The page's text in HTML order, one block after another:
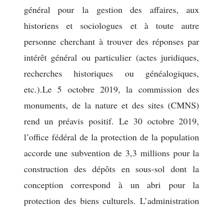
général pour la gestion des affaires, aux
historiens et sociologues et à toute autre
personne cherchant à trouver des réponses par
intérêt général ou particulier (actes juridiques,
recherches historiques ou généalogiques,
etc.).Le 5 octobre 2019, la commission des
monuments, de la nature et des sites (CMNS)
rend un préavis positif. Le 30 octobre 2019,
l’office fédéral de la protection de la population
accorde une subvention de 3,3 millions pour la
construction des dépôts en sous-sol dont la
conception correspond à un abri pour la
protection des biens culturels. L’administration